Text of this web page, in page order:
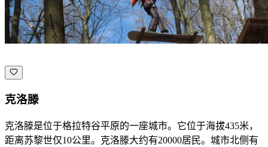
克洛滕
克洛滕是位于格拉特谷平原的一座城市。它位于海拔435米，
距离苏黎世仅10公里。克洛滕大约有20000居民。城市北侧有